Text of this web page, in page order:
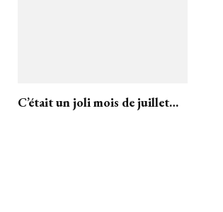
C’était un joli mois de juillet…